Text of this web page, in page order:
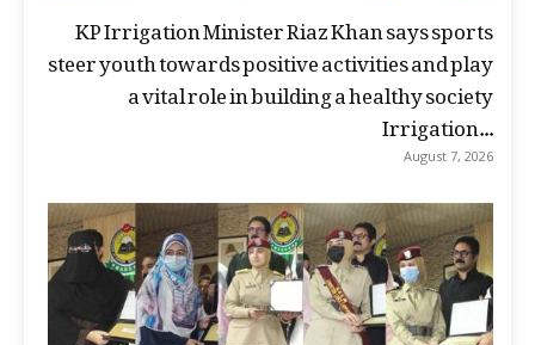
KP Irrigation Minister Riaz Khan says sports
steer youth towards positive activities and play
a vital role in building a healthy society
Irrigation...
August 7, 2026